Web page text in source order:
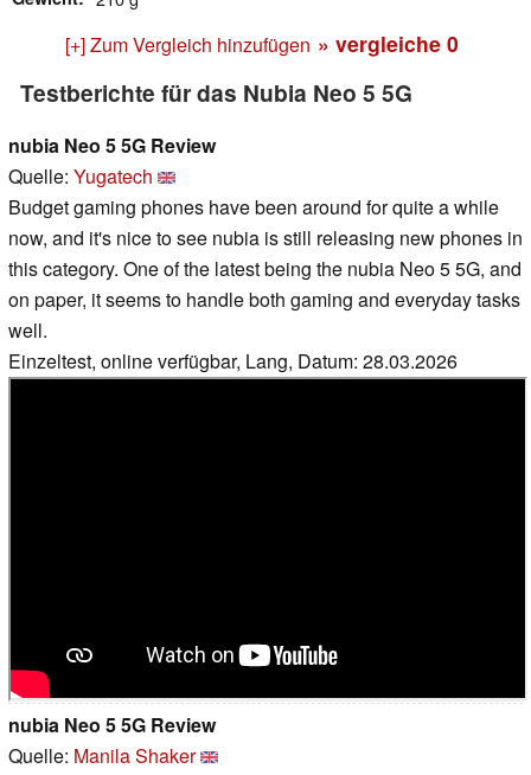
[+] Zum Vergleich hinzufügen » vergleiche 0
Testberichte für das Nubia Neo 5 5G
nubia Neo 5 5G Review
Quelle: Yugatech
Budget gaming phones have been around for quite a while
now, and it's nice to see nubia is still releasing new phones in
this category. One of the latest being the nubia Neo 5 5G, and
on paper, it seems to handle both gaming and everyday tasks
well.
Einzeltest, online verfügbar, Lang, Datum: 28.03.2026
nubia Neo 5 5G Review
Quelle: Manila Shaker